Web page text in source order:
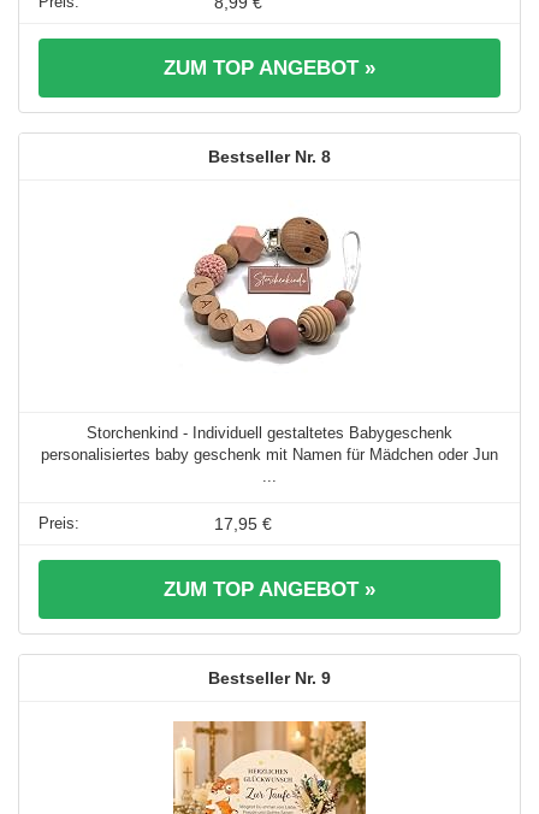
ZUM TOP ANGEBOT »
8
Storchenkind - Individuell gestaltetes Babygeschenk
personalisiertes baby geschenk mit Namen für Mädchen oder Jun
...
17,95 €
ZUM TOP ANGEBOT »
9